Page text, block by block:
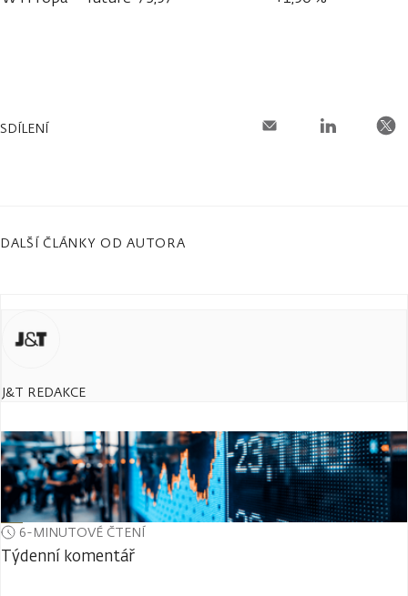
SDÍLENÍ
DALŠÍ ČLÁNKY OD AUTORA
J&T REDAKCE
6-MINUTOVÉ ČTENÍ
Týdenní komentář